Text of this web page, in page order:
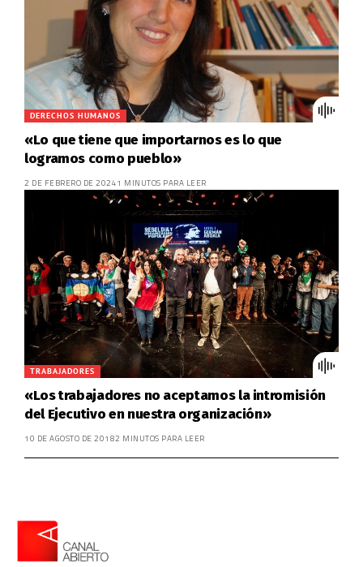
DERECHOS HUMANOS
«Lo que tiene que importarnos es lo que
logramos como pueblo»
2 DE FEBRERO DE 20241 MINUTOS PARA LEER
TRABAJADORES
«Los trabajadores no aceptamos la intromisión
del Ejecutivo en nuestra organización»
10 DE AGOSTO DE 20182 MINUTOS PARA LEER